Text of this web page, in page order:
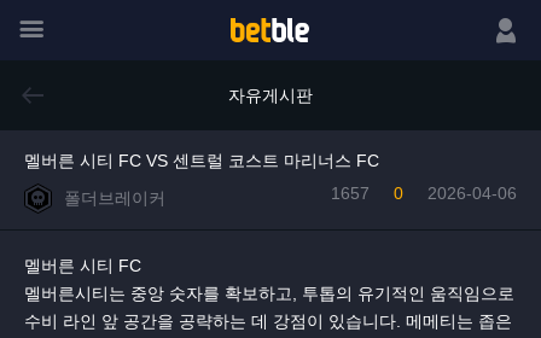
메뉴 자유게시판
멜버른 시티 FC VS 센트럴 코스트 마리너스 FC
폴더브레이커
2026-04-06
0
1657
멜버른 시티 FC
멜버른시티는 중앙 숫자를 확보하고, 투톱의 유기적인 움직임으로
수비 라인 앞 공간을 공략하는 데 강점이 있습니다. 메메티는 좁은